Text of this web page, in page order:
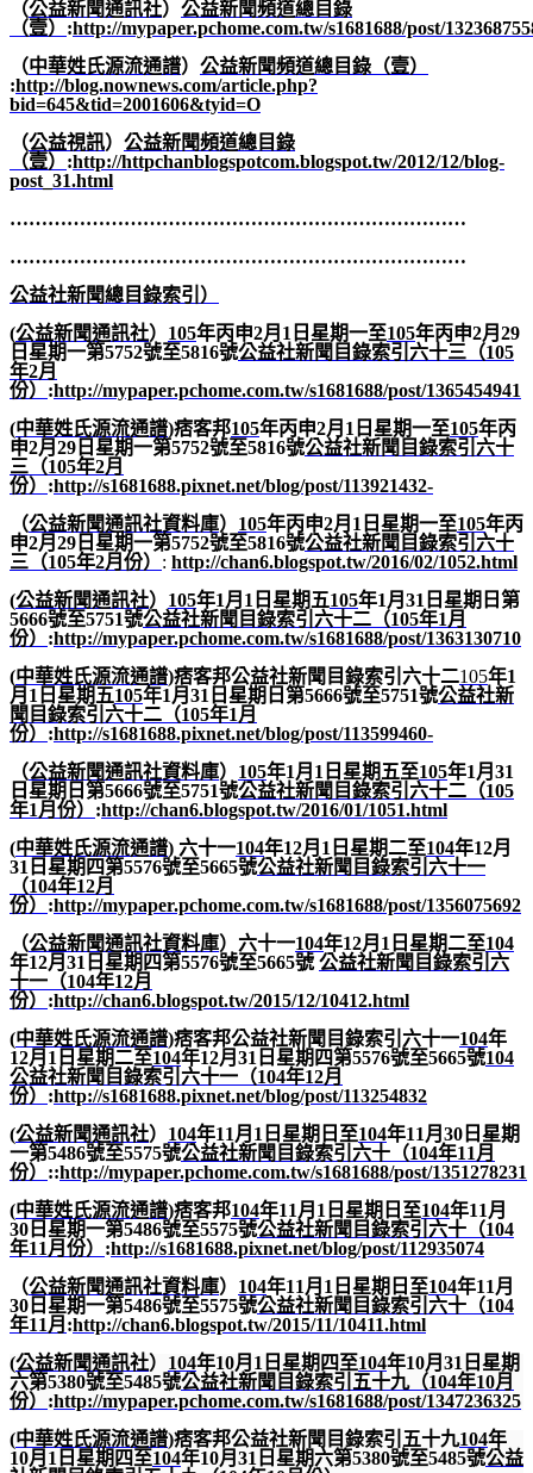
（公益新聞通訊社） 公益新聞頻道總目錄
（壹） :http://mypaper.pchome.com.tw/s1681688/post/
（中華姓氏源流通譜） 公益新聞頻道總目錄（壹）
:http://blog.nownews.com/article.php?
bid=645&tid=2001606&tyid=O
（公益視訊） 公益新聞頻道總目錄
（壹） :http://httpchanblogspotcom.blogspot.tw/2012/12/blog-
post_31.html
………………………………………………………………
………………………………………………………………
公益社新聞總目錄索引）
(公益新聞通訊社） 105年丙申2月1 日星期一至105年丙申2月29
日星期一第5752號至5816號公益社新聞目錄索引六十三（105
年2月
份） :http://mypaper.pchome.com.tw/s1681688/post/1365454941
(中華姓氏源流通譜)痞客邦105年丙申2月1 日星期一至105年丙
申2月29 日星期一第5752號至5816號公益社新聞目錄索引六十
三（105年2月
份） :http://s1681688.pixnet.net/blog/post/113921432-
（公益新聞通訊社資料庫） 105年丙申2月1 日星期一至105年丙
申2月29 日星期一第5752號至5816號公益社新聞目錄索引六十
三（105年2月份） : http://chan6.blogspot.tw/2016/02/1052.html
(公益新聞通訊社） 105年1 月1 日星期五105年1 月31 日星期日第
5666號至5751號公益社新聞目錄索引六十二（105年1 月
份） :http://mypaper.pchome.com.tw/s1681688/post/1363130710
(中華姓氏源流通譜)痞客邦公益社新聞目錄索引六十二105年1
月1 日星期五105年1 月31 日星期日第5666號至5751號公益社新
聞目錄索引六十二（105年1 月
份） :http://s1681688.pixnet.net/blog/post/113599460-
（公益新聞通訊社資料庫） 105年1 月1 日星期五至105年1 月31
日星期日第5666號至5751號公益社新聞目錄索引六十二（105
年1 月份） :http://chan6.blogspot.tw/2016/01/1051.html
(中華姓氏源流通譜) 六十一104年12月 1 日星期二至104年12月
31 日星期四第5576號至5665號公益社新聞目錄索引六十一
（104年12月
份） :http://mypaper.pchome.com.tw/s1681688/post/1356075692
（公益新聞通訊社資料庫）六十一104年12月 1 日星期二至104
年12月 31 日星期四第5576號至5665號 公益社新聞目錄索引六
十一（104年12月
份） :http://chan6.blogspot.tw/2015/12/10412.html
(中華姓氏源流通譜)痞客邦公益社新聞目錄索引六十一104年
12月 1 日星期二至104年12月 31 日星期四第5576號至5665號104
公益社新聞目錄索引六十一（104年12月
份） :http://s1681688.pixnet.net/blog/post/113254832
(公益新聞通訊社） 104年11 月 1 日星期日至104年11 月 30 日星期
一第5486號至5575號公益社新聞目錄索引六十（104年11 月
份） ::http://mypaper.pchome.com.tw/s1681688/post/1351278231
(中華姓氏源流通譜)痞客邦104年11 月 1 日星期日至104年11 月
30 日星期一第5486號至5575號公益社新聞目錄索引六十（104
年11 月份） :http://s1681688.pixnet.net/blog/post/112935074
（公益新聞通訊社資料庫） 104年11 月 1 日星期日至104年11 月
30 日星期一第5486號至5575號公益社新聞目錄索引六十（104
年11 月 :http://chan6.blogspot.tw/2015/11/10411.html
(公益新聞通訊社） 104年10月 1 日星期四至104年10月 31 日星期
六第5380號至5485號公益社新聞目錄索引五十九（104年10月
份） :http://mypaper.pchome.com.tw/s1681688/post/1347236325
(中華姓氏源流通譜)痞客邦公益社新聞目錄索引五十九104年
10月 1 日星期四至104年10月 31 日星期六第5380號至5485號公益